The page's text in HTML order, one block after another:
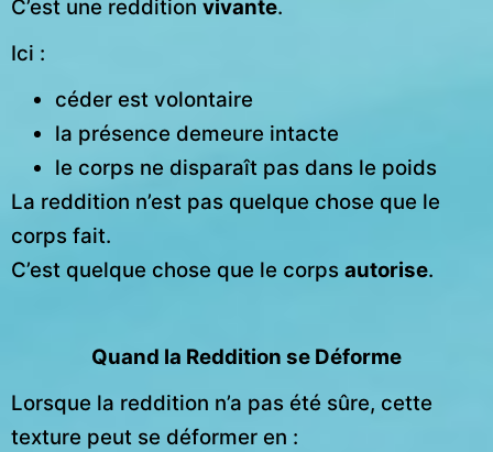
C’est une reddition vivante.
Ici :
céder est volontaire
la présence demeure intacte
le corps ne disparaît pas dans le poids
La reddition n’est pas quelque chose que le
corps fait.
C’est quelque chose que le corps autorise.
Quand la Reddition se Déforme
Lorsque la reddition n’a pas été sûre, cette
texture peut se déformer en :